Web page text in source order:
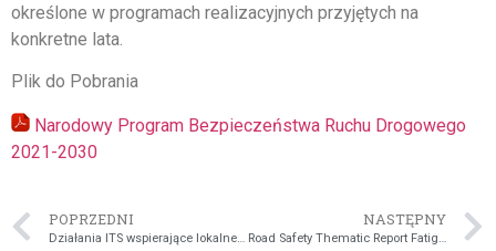
określone w programach realizacyjnych przyjętych na
konkretne lata.
Plik do Pobrania
Narodowy Program Bezpieczeństwa Ruchu Drogowego
2021-2030
POPRZEDNI
Działania ITS wspierające lokalne społeczności w walce z nadmierną prędkością pojazdów
NASTĘPNY
Road Safety Thematic Report Fatigue – raport ERSO o zmęczeniu w ruchu drogowym